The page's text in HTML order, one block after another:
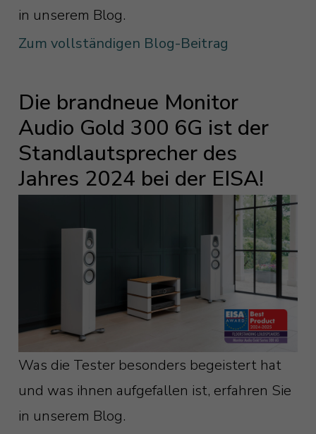
in unserem Blog.
Zum vollständigen Blog-Beitrag
Die brandneue Monitor
Audio Gold 300 6G ist der
Standlautsprecher des
Jahres 2024 bei der EISA!
Was die Tester besonders begeistert hat
und was ihnen aufgefallen ist, erfahren Sie
in unserem Blog.